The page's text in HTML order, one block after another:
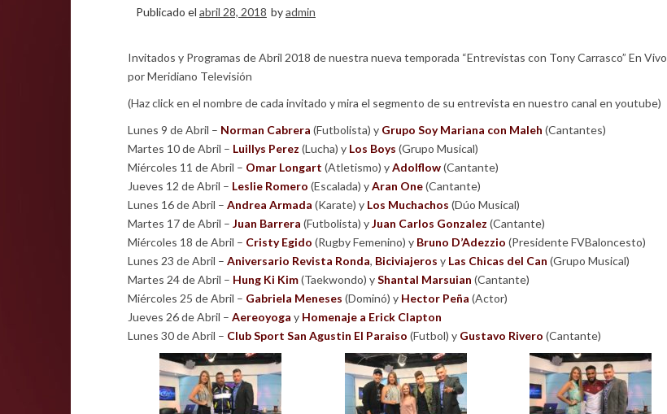
Publicado el abril 28, 2018 byadmin
Invitados y Programas de Abril 2018 de nuestra nueva temporada “Entrevistas con Tony Carrasco” En Vivo
por Meridiano Televisión
(Haz click en el nombre de cada invitado y mira el segmento de su entrevista en nuestro canal en youtube)
Lunes 9 de Abril – Norman Cabrera (Futbolista) y Grupo Soy Mariana con Maleh (Cantantes)
Martes 10 de Abril – Luillys Perez (Lucha) y Los Boys (Grupo Musical)
Miércoles 11 de Abril – Omar Longart (Atletismo) yAdolflow(Cantante)
Jueves 12 de Abril – Leslie Romero (Escalada) yAran One(Cantante)
Lunes 16 de Abril – Andrea Armada (Karate) y Los Muchachos (Dúo Musical)
Martes 17 de Abril – Juan Barrera (Futbolista) yJuan Carlos Gonzalez (Cantante)
Miércoles 18 de Abril – Cristy Egido (Rugby Femenino) y Bruno D’Adezzio (Presidente FVBaloncesto)
Lunes 23 de Abril – Aniversario Revista Ronda, Biciviajeros y Las Chicas del Can (Grupo Musical)
Martes 24 de Abril – Hung Ki Kim(Taekwondo) yShantal Marsuian (Cantante)
Miércoles 25 de Abril – Gabriela Meneses (Dominó) y Hector Peña (Actor)
Jueves 26 de Abril – Aereoyoga y Homenaje a Erick Clapton
Lunes 30 de Abril – Club Sport San Agustin El Paraiso (Futbol) y Gustavo Rivero (Cantante)